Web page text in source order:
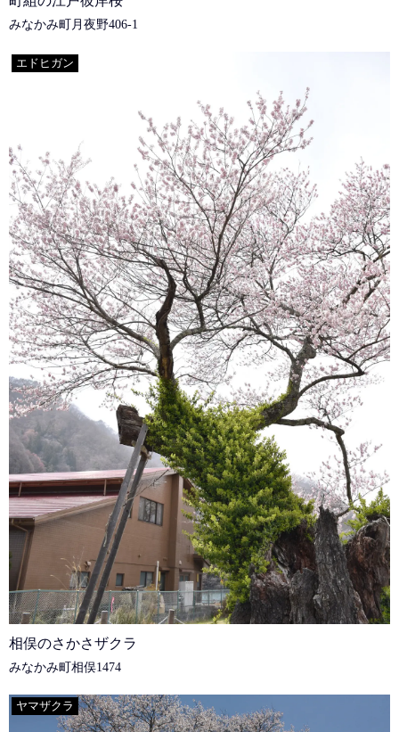
みなかみ町月夜野406-1
エドヒガン
相俣のさかさザクラ
みなかみ町相俣1474
ヤマザクラ